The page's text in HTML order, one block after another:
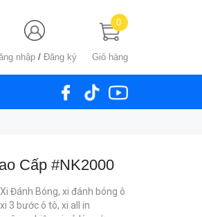
nhập / Đăng ký Giỏ hàng
0
Cấp #NK2000
Xi Đánh Bóng, xi đánh bóng ô
xi 3 bước ô tô, xi all in